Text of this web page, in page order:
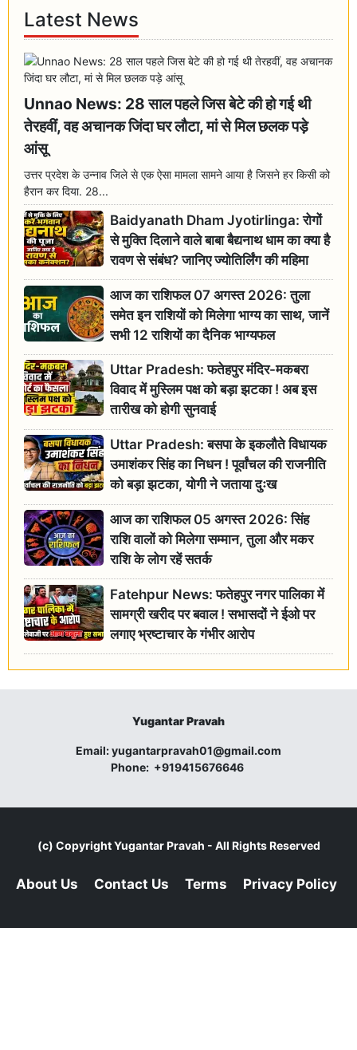
Latest News
Unnao News: 28 साल पहले जिस बेटे की हो गई थी
तेरहवीं, वह अचानक जिंदा घर लौटा, मां से मिल छलक पड़े
आंसू
उत्तर प्रदेश के उन्नाव जिले से एक ऐसा मामला सामने आया है जिसने हर किसी को
हैरान कर दिया. 28...
Baidyanath Dham Jyotirlinga: रोगों
से मुक्ति दिलाने वाले बाबा बैद्यनाथ धाम का क्या है
रावण से संबंध? जानिए ज्योतिर्लिंग की महिमा
आज का राशिफल 07 अगस्त 2026: तुला
समेत इन राशियों को मिलेगा भाग्य का साथ, जानें
सभी 12 राशियों का दैनिक भाग्यफल
Uttar Pradesh: फतेहपुर मंदिर-मकबरा
विवाद में मुस्लिम पक्ष को बड़ा झटका ! अब इस
तारीख को होगी सुनवाई
Uttar Pradesh: बसपा के इकलौते विधायक
उमाशंकर सिंह का निधन ! पूर्वांचल की राजनीति
को बड़ा झटका, योगी ने जताया दुःख
आज का राशिफल 05 अगस्त 2026: सिंह
राशि वालों को मिलेगा सम्मान, तुला और मकर
राशि के लोग रहें सतर्क
Fatehpur News: फतेहपुर नगर पालिका में
सामग्री खरीद पर बवाल ! सभासदों ने ईओ पर
लगाए भ्रष्टाचार के गंभीर आरोप
Yugantar Pravah
Email:yugantarpravah01@gmail.com
Phone: +919415676646
(c) CopyrightYugantar Pravah - All Rights Reserved
About Us Contact Us Terms Privacy Policy